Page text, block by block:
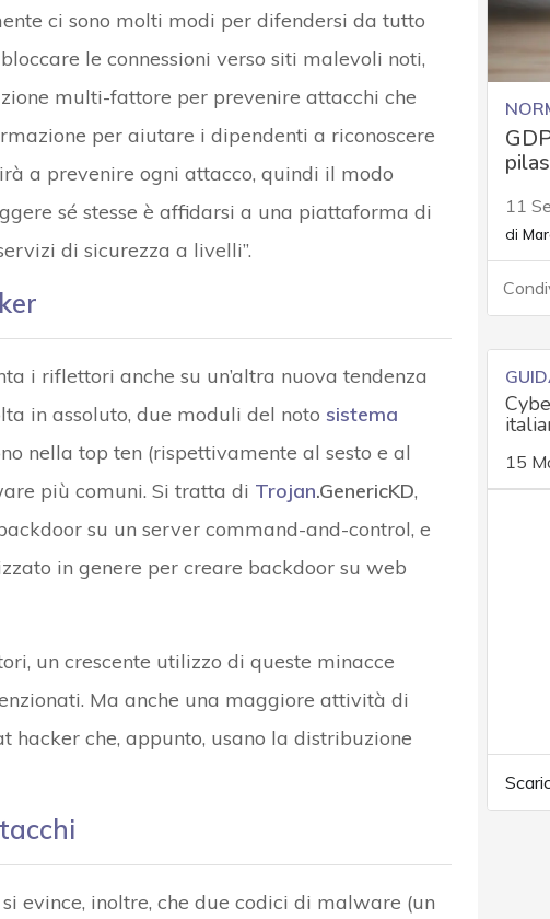
ci sono molti modi per difendersi da tutto
le connessioni verso siti malevoli noti,
multi-fattore per prevenire attacchi che
per aiutare i dipendenti a riconoscere
a prevenire ogni attacco, quindi il modo
sé stesse è affidarsi a una piattaforma di
di sicurezza a livelli”.
i riflettori anche su un’altra nuova tendenza
in assoluto, due moduli del noto sistema
nella top ten (rispettivamente al sesto e al
più comuni. Si tratta di Trojan.GenericKD,
su un server command-and-control, e
in genere per creare backdoor su web
un crescente utilizzo di queste minacce
Ma anche una maggiore attività di
che, appunto, usano la distribuzione
evince, inoltre, che due codici di malware (un
11
di
15